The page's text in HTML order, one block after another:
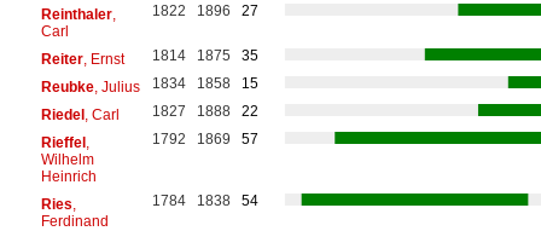
Reinthaler,
Carl
1822 1896 27
Reiter, Ernst 1814 1875
35
Reubke, Julius 1834 1858
15
Riedel, Carl 1827 1888
22
Rieffel,
Wilhelm
Heinrich
1792 1869 57
Ries
Ferdinand
1784 1838 54